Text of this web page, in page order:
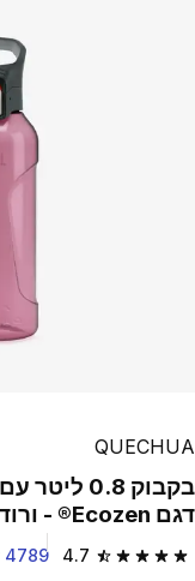
QUECHUA
בקבוק 0.8 ליטר עם מכסה פתיחה מהירה לטיולים,
דגם Ecozen® - ורוד
4.7 4.7 out of 5 stars from 4789 reviews 4789 דירוגים